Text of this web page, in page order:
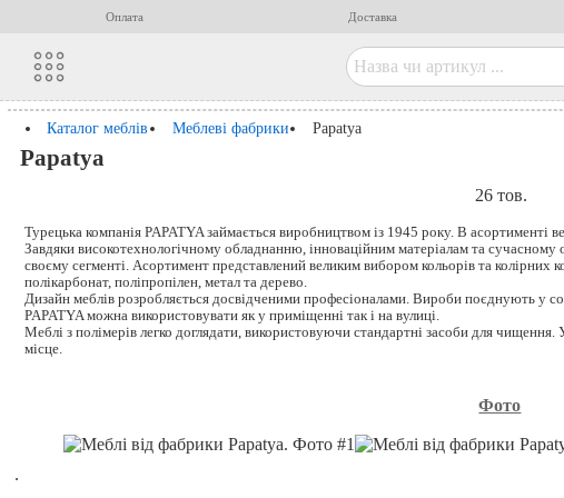
Оплата Доставка
Каталог меблів Меблеві фабрики Papatya
Papatya
26 тов.
Турецька компанія PAPATYA займається виробництвом із 1945 року. В асортименті
Завдяки високотехнологічному обладнанню, інноваційним матеріалам та сучасному
своєму сегменті. Асортимент представлений великим вибором кольорів та колірних
полікарбонат, поліпропілен, метал та дерево.
Дизайн меблів розробляється досвідченими професіоналами. Вироби поєднують у
PAPATYA можна використовувати як у приміщенні так і на вулиці.
Меблі з полімерів легко доглядати, використовуючи стандартні засоби для
місце.
Фото
.